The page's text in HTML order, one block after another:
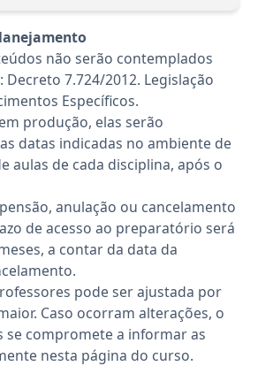
não serão contemplados
7.724/2012. Legislação
Específicos.
produção, elas serão
datas indicadas no ambiente de
aulas de cada disciplina, após o
anulação ou cancelamento
de acesso ao preparatório será
a contar da data da
pode ser ajustada por
Caso ocorram alterações, o
se compromete a informar as
nesta página do curso.